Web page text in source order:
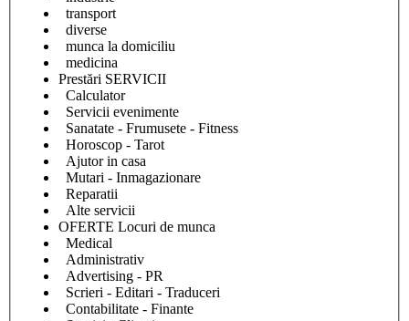
transport
diverse
munca la domiciliu
medicina
Prestări SERVICII
Calculator
Servicii evenimente
Sanatate - Frumusete - Fitness
Horoscop - Tarot
Ajutor in casa
Mutari - Inmagazionare
Reparatii
Alte servicii
OFERTE Locuri de munca
Medical
Administrativ
Advertising - PR
Scrieri - Editari - Traduceri
Contabilitate - Finante